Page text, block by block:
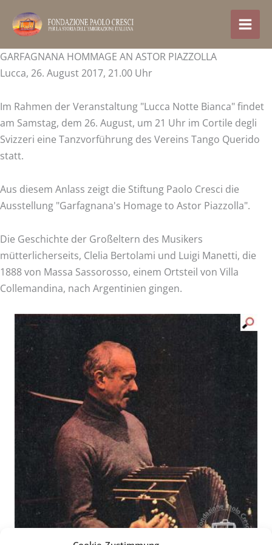
Inhalt
springen
GARFAGNANA HOMMAGE AN ASTOR PIAZZOLLA
Lucca, 26. August 2017, 21.00 Uhr
Im Rahmen der Veranstaltung "Lucca Notte Bianca" findet
am Samstag, dem 26. August, um 21 Uhr im Cortile degli
Svizzeri eine Tanzvorführung des Vereins Tango Querido
statt.
Aus diesem Anlass zeigt die Stiftung Paolo Cresci die
Ausstellung "Garfagnana's Homage to Astor Piazzolla".
Die Geschichte der Großeltern des Musikers
mütterlicherseits, Clelia Bertolami und Luigi Manetti, die
1888 von Massa Sassorosso, einem Ortsteil von Villa
Collemandina, nach Argentinien gingen.